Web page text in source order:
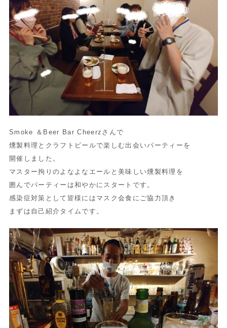
Smoke ＆Beer Bar Cheerzさんで
燻製料理とクラフトビールで楽しむ出会いパーティーを
開催しました。
マスター拘りのよなよなエールと美味しい燻製料理を
囲んでパーティーは和やかにスタートです。
感染症対策として皆様にはマスク会食にご協力頂き
まずは自己紹介タイムです。